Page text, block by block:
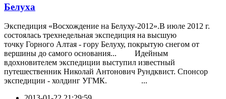
Белуха
Экспедиция «Восхождение на Белуху-2012».В июле 2012 г.
состоялась трехнедельная экспедиция на высшую
точку Горного Алтая - гору Белуху, покрытую снегом от
вершины до самого основания... Идейным
вдохновителем экспедиции выступил известный
путешественник Николай Антонович Рундквист. Спонсор
экспедиции - холдинг УГМК. ...